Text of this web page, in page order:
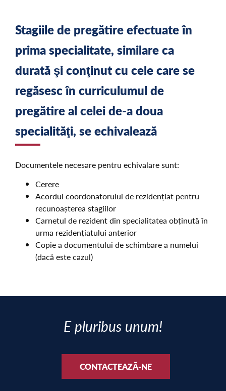
Stagiile de pregătire efectuate în
prima specialitate, similare ca
durată şi conţinut cu cele care se
regăsesc în curriculumul de
pregătire al celei de-a doua
specialităţi, se echivalează
Documentele necesare pentru echivalare sunt:
Cerere
Acordul coordonatorului de rezidențiat pentru
recunoașterea stagiilor
Carnetul de rezident din specialitatea obținută în
urma rezidențiatului anterior
Copie a documentului de schimbare a numelui
(dacă este cazul)
E pluribus unum!
CONTACTEAZĂ-NE